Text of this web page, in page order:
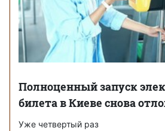
Полноценный запуск
билета в Киеве снова
Уже четвертый раз